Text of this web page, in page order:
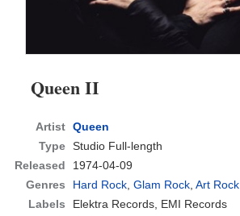
Queen II
Artist Queen
Type Studio Full-length
Released
1974-04-09
Genres
Hard Rock,Glam Rock,Art Rock
Labels
Elektra Records, EMI Records